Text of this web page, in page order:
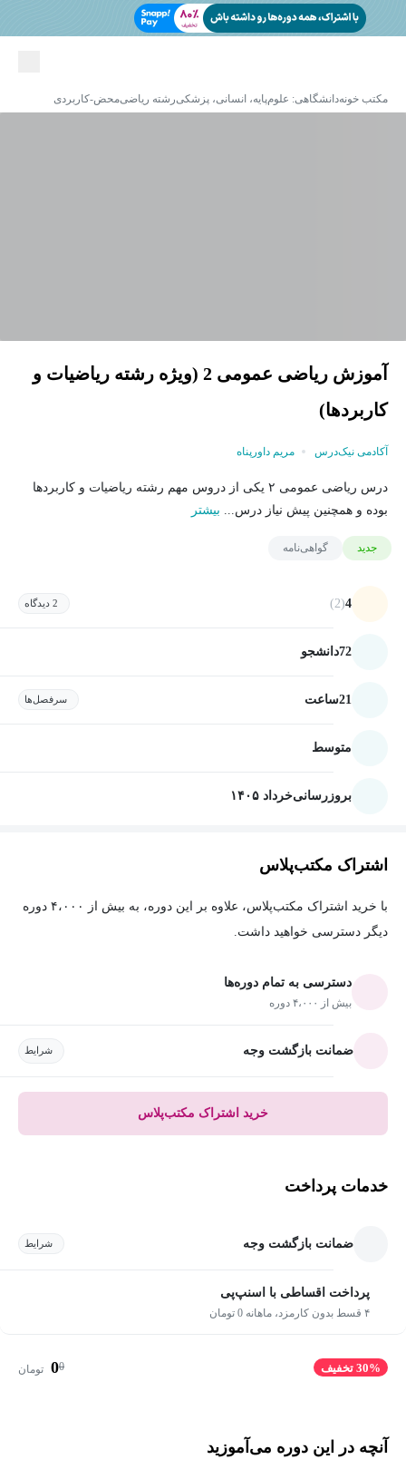
مکتب خونهدانشگاهی: علوم‌پایه، انسانی، پزشکیرشته ریاضیمحض-کاربردی
آموزش ریاضی عمومی 2 (ویژه رشته ریاضیات و
کاربردها)
آکادمی نیک‌درس مریم داورپناه
درس ریاضی عمومی ۲ یکی از دروس مهم رشته ریاضیات و کاربردها
بوده و همچنین پیش نیاز درس... بیشتر
جدید گواهی‌نامه
4
(2) 2 دیدگاه
72دانشجو
21ساعت سرفصل‌ها
متوسط
بروزرسانیخرداد ۱۴۰۵
اشتراک مکتب‌پلاس
با خرید اشتراک مکتب‌پلاس، علاوه بر این دوره، به بیش از ۴،۰۰۰ دوره
دیگر دسترسی خواهید داشت.
دسترسی به تمام دوره‌ها
بیش از ۴،۰۰۰ دوره
ضمانت بازگشت وجه شرایط
خرید اشتراک مکتب‌پلاس
خدمات پرداخت
ضمانت بازگشت وجه شرایط
پرداخت اقساطی با اسنپ‌پی
۴ قسط بدون کارمزد، ماهانه 0 تومان
30% تخفیف 0
0 تومان
آنچه در این دوره می‌آموزید